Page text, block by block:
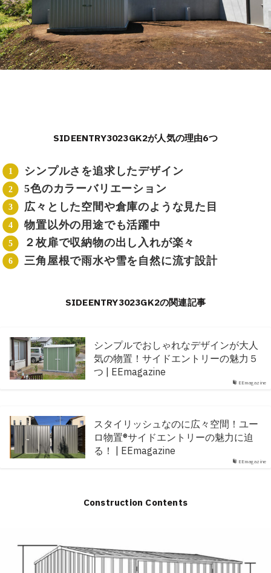
SIDEENTRY3023GK2が人気の理由6つ
シンプルさを追求したデザイン
5色のカラーバリエーション
広々とした空間や倉庫のような見た目
物置以外の用途でも活躍中
２枚扉で収納物の出し入れが楽々
三角屋根で雨水や雪を自然に流す設計
SIDEENTRY3023GK2の関連記事
EEmagazine
シンプルでおしゃれなデザインが大人
気の物置！サイドエントリーの魅力５
つ | EEmagazine
EEmagazine
スタイリッシュなのに広々空間！ユー
ロ物置®︎サイドエントリーの魅力に迫
る！ | EEmagazine
Construction Contents